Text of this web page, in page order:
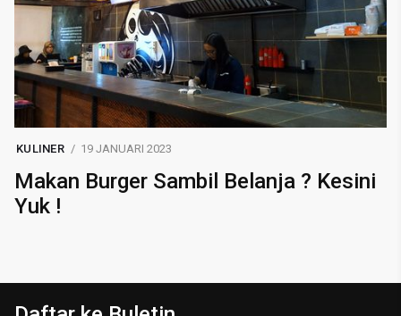
KULINER 19 JANUARI 2023
Makan Burger Sambil Belanja ? Kesini
Yuk !